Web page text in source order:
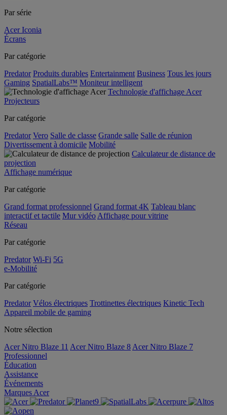
Par série
Acer Iconia
Écrans
Par catégorie
Predator Produits durables Entertainment Business Tous les jours
Gaming SpatialLabs™ Moniteur intelligent
Technologie d'affichage Acer
Projecteurs
Par catégorie
Predator Vero Salle de classe Grande salle Salle de réunion
Divertissement à domicile Mobilité
Calculateur de distance de
projection
Affichage numérique
Par catégorie
Grand format professionnel Grand format 4K Tableau blanc
interactif et tactile Mur vidéo Affichage pour vitrine
Réseau
Par catégorie
Predator Wi-Fi 5G
e-Mobilité
Par catégorie
Predator Vélos électriques Trottinettes électriques Kinetic Tech
Appareil mobile de gaming
Notre sélection
Acer Nitro Blaze 11 Acer Nitro Blaze 8 Acer Nitro Blaze 7
Professionnel
Éducation
Assistance
Événements
Marques Acer